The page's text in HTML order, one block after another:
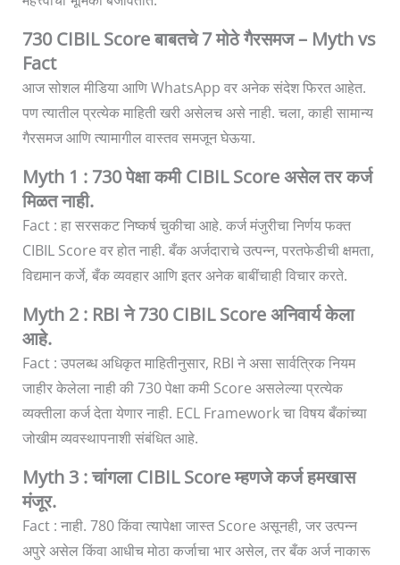
730 CIBIL Score बाबतचे 7 मोठे गैरसमज – Myth vs
Fact
आज सोशल मीडिया आणि WhatsApp वर अनेक संदेश फिरत आहेत.
पण त्यातील प्रत्येक माहिती खरी असेलच असे नाही. चला, काही सामान्य
गैरसमज आणि त्यामागील वास्तव समजून घेऊया.
Myth 1 : 730 पेक्षा कमी CIBIL Score असेल तर कर्ज
मिळत नाही.
Fact : हा सरसकट निष्कर्ष चुकीचा आहे. कर्ज मंजुरीचा निर्णय फक्त
CIBIL Score वर होत नाही. बँक अर्जदाराचे उत्पन्न, परतफेडीची क्षमता,
विद्यमान कर्जे, बँक व्यवहार आणि इतर अनेक बाबींचाही विचार करते.
Myth 2 : RBI ने 730 CIBIL Score अनिवार्य केला
आहे.
Fact : उपलब्ध अधिकृत माहितीनुसार, RBI ने असा सार्वत्रिक नियम
जाहीर केलेला नाही की 730 पेक्षा कमी Score असलेल्या प्रत्येक
व्यक्तीला कर्ज देता येणार नाही. ECL Framework चा विषय बँकांच्या
जोखीम व्यवस्थापनाशी संबंधित आहे.
Myth 3 : चांगला CIBIL Score म्हणजे कर्ज हमखास
मंजूर.
Fact : नाही. 780 किंवा त्यापेक्षा जास्त Score असूनही, जर उत्पन्न
अपुरे असेल किंवा आधीच मोठा कर्जाचा भार असेल, तर बँक अर्ज नाकारू